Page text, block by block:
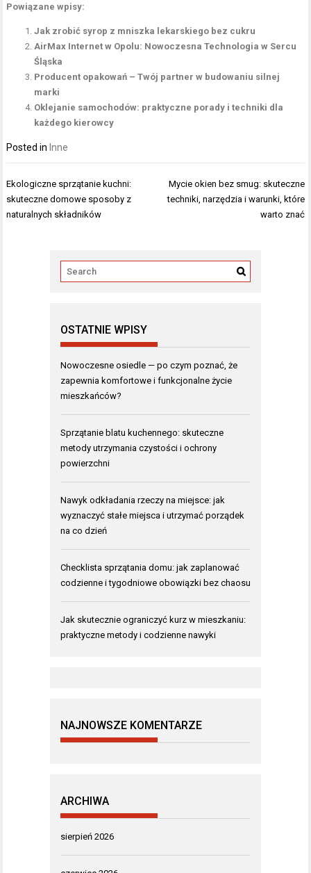
Powiązane wpisy:
Jak zrobić syrop z mniszka lekarskiego bez cukru
AirMax Internet w Opolu: Nowoczesna Technologia w Sercu
Śląska
Producent opakowań – Twój partner w budowaniu silnej
marki
Oklejanie samochodów: praktyczne porady i techniki dla
każdego kierowcy
Posted in Inne
Nawigacja
wpisu
Ekologiczne sprzątanie kuchni:
skuteczne domowe sposoby z
naturalnych składników
Mycie okien bez smug: skuteczne
techniki, narzędzia i warunki, które
warto znać
OSTATNIE WPISY
Nowoczesne osiedle — po czym poznać, że
zapewnia komfortowe i funkcjonalne życie
mieszkańców?
Sprzątanie blatu kuchennego: skuteczne
metody utrzymania czystości i ochrony
powierzchni
Nawyk odkładania rzeczy na miejsce: jak
wyznaczyć stałe miejsca i utrzymać porządek
na co dzień
Checklista sprzątania domu: jak zaplanować
codzienne i tygodniowe obowiązki bez chaosu
Jak skutecznie ograniczyć kurz w mieszkaniu:
praktyczne metody i codzienne nawyki
NAJNOWSZE KOMENTARZE
ARCHIWA
sierpień 2026